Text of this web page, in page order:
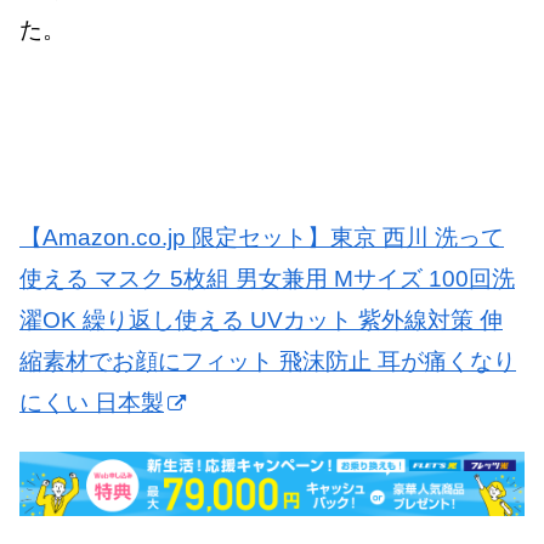
た。
【Amazon.co.jp 限定セット】東京 西川 洗って
使える マスク 5枚組 男女兼用 Mサイズ 100回洗
濯OK 繰り返し使える UVカット 紫外線対策 伸
縮素材でお顔にフィット 飛沫防止 耳が痛くなり
にくい 日本製